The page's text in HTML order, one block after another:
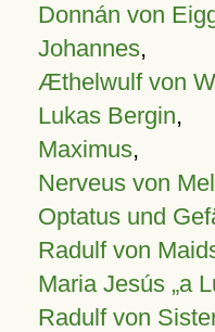
Donnán von
Johannes,
Æthelwulf von
Lukas Bergin,
Maximus,
Nerveus von
Optatus und
Radulf von
Maria Jesús „a
Radulf von